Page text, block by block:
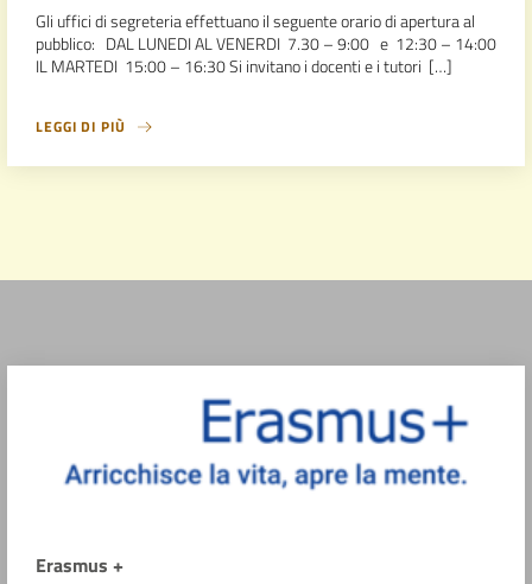
Gli uffici di segreteria effettuano il seguente orario di apertura al
pubblico: DAL LUNEDI AL VENERDI 7.30 – 9:00 e 12:30 – 14:00
IL MARTEDI 15:00 – 16:30 Si invitano i docenti e i tutori […]
LEGGI DI PIÙ
Erasmus +